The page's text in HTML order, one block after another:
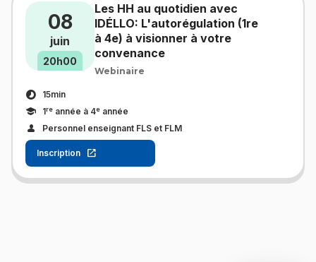
08
juin
20h00
Les HH au quotidien avec
IDÉLLO: L'autorégulation (1re
à 4e) à visionner à votre
convenance
Webinaire
15min
1re année à 4e année
Personnel enseignant FLS et FLM
Inscription